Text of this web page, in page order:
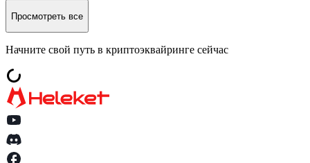
Просмотреть все
Начните свой путь в криптоэквайринге сейчас